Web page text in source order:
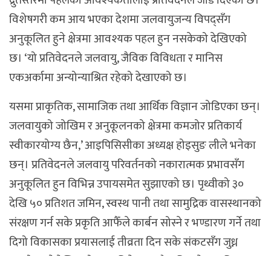
विशेषगरी कम आय भएका देशमा जलवायुजन्य विपद्सँग
अनुकूलित हुने क्षेत्रमा आवश्यक पहल हुन नसकेको देखिएको
छ। ‘यो प्रतिवेदनले जलवायु, जैविक विविधता र मानिस
एकअर्कामा अन्योन्याश्रित रहेको देखाएको छ।
यसमा प्राकृतिक, सामाजिक तथा आर्थिक विज्ञान जोडिएका छन्।
जलवायुको जोखिम र अनुकूलनको क्षेत्रमा कमजोर प्रतिकार्य
स्वीकारयोग्य छैन,’ आइपिसिसीका अध्यक्ष होइसुङ लीले भनेका
छन्। प्रतिवेदनले जलवायु परिवर्तनको नकारात्मक प्रभावसँग
अनुकूलित हुन विभिन्न उपायसमेत सुझाएको छ। पृथ्वीको ३०
देखि ५० प्रतिशत जमिन, स्वस्थ पानी तथा सामुद्रिक वासस्थानको
संरक्षण गर्न सके प्रकृति आफैँले कार्बन सोस्ने र भण्डारण गर्ने तथा
दिगो विकासका प्रयासलाई तीव्रता दिन सके संकटसँग जुध्न